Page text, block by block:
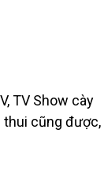
TV Show cày
thui cũng được,